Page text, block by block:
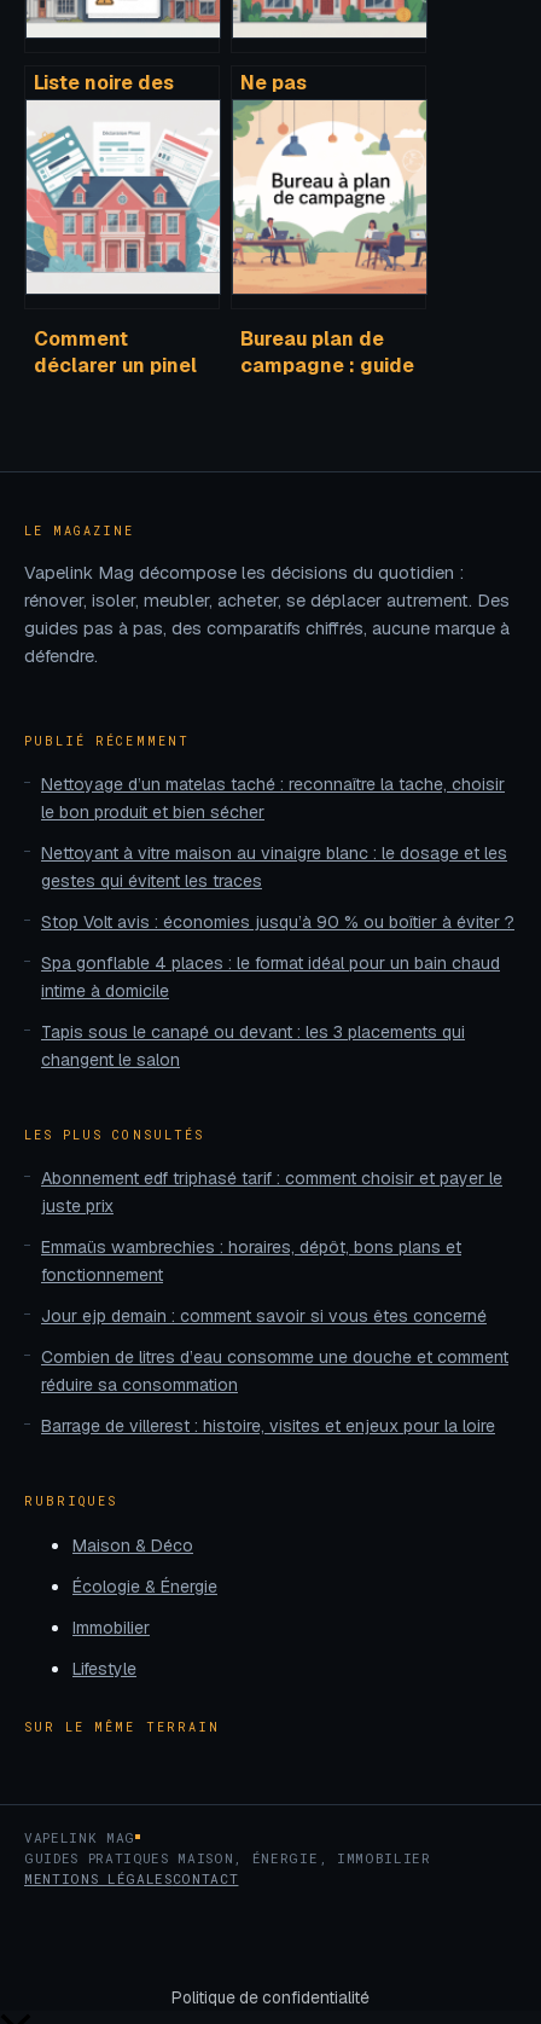
Liste noire des
maison : ce qu’il
faut vraiment
savoir
Ne pas
rembourser son
prêt immobilier
après la vente :
que disent
vraiment la loi et
les forums ?
Comment
déclarer un pinel
Bureau plan de
campagne : guide
LE MAGAZINE
Vapelink Mag décompose les décisions du quotidien :
rénover, isoler, meubler, acheter, se déplacer autrement. Des
guides pas à pas, des comparatifs chiffrés, aucune marque à
défendre.
PUBLIÉ RÉCEMMENT
Nettoyage d’un matelas taché : reconnaître la tache, choisir
le bon produit et bien sécher
Nettoyant à vitre maison au vinaigre blanc : le dosage et les
gestes qui évitent les traces
Stop Volt avis : économies jusqu’à 90 % ou boîtier à éviter ?
Spa gonflable 4 places : le format idéal pour un bain chaud
intime à domicile
Tapis sous le canapé ou devant : les 3 placements qui
changent le salon
LES PLUS CONSULTÉS
Abonnement edf triphasé tarif : comment choisir et payer le
juste prix
Emmaüs wambrechies : horaires, dépôt, bons plans et
fonctionnement
Jour ejp demain : comment savoir si vous êtes concerné
Combien de litres d’eau consomme une douche et comment
réduire sa consommation
Barrage de villerest : histoire, visites et enjeux pour la loire
RUBRIQUES
Maison & Déco
Écologie & Énergie
Immobilier
Lifestyle
SUR LE MÊME TERRAIN
VAPELINK MAG
GUIDES PRATIQUES MAISON, ÉNERGIE, IMMOBILIER
MENTIONS LÉGALESCONTACT
Politique de confidentialité